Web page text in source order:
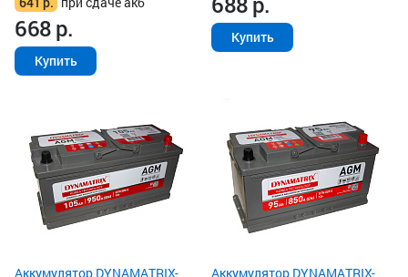
668р.
Купить
Купить
Аккумулятор DYNAMATRIX- Аккумулятор DYNAMATRIX-